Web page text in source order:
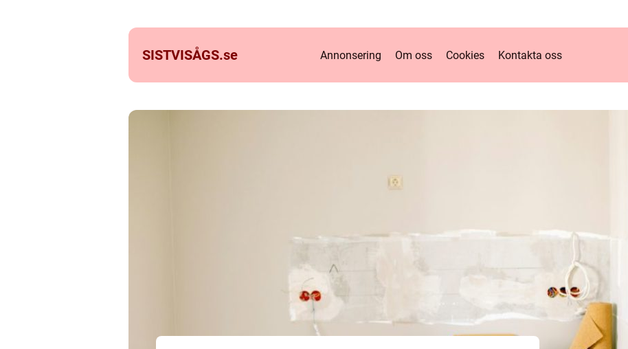
SISTVISÅGS.se Annonsering Om oss Cookies Kontakta oss